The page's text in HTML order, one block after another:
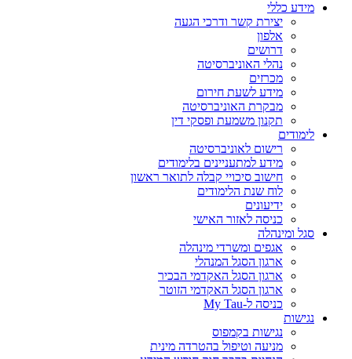
מידע כללי
יצירת קשר ודרכי הגעה
אלפון
דרושים
נהלי האוניברסיטה
מכרזים
מידע לשעת חירום
מבקרת האוניברסיטה
תקנון משמעת ופסקי דין
לימודים
רישום לאוניברסיטה
מידע למתעניינים בלימודים
חישוב סיכויי קבלה לתואר ראשון
לוח שנת הלימודים
ידיעונים
כניסה לאזור האישי
סגל ומינהלה
אגפים ומשרדי מינהלה
ארגון הסגל המנהלי
ארגון הסגל האקדמי הבכיר
ארגון הסגל האקדמי הזוטר
כניסה ל-My Tau
נגישות
נגישות בקמפוס
מניעה וטיפול בהטרדה מינית